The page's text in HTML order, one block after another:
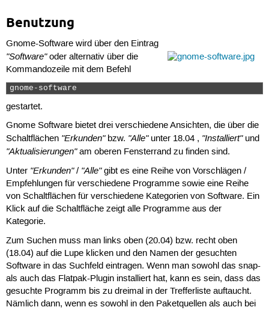
Benutzung
Gnome-Software wird über den Eintrag
"Software"oder alternativ über die
Kommandozeile mit dem Befehl
gnome-software
gestartet.
Gnome Software bietet drei verschiedene Ansichten, die über die
Schaltflächen "Erkunden"bzw. "Alle"unter 18.04 , "Installiert"und
"Aktualisierungen"am oberen Fensterrand zu finden sind.
Unter "Erkunden"/ "Alle"gibt es eine Reihe von Vorschlägen /
Empfehlungen für verschiedene Programme sowie eine Reihe
von Schaltflächen für verschiedene Kategorien von Software. Ein
Klick auf die Schaltfläche zeigt alle Programme aus der
Kategorie.
Zum Suchen muss man links oben (20.04) bzw. recht oben
(18.04) auf die Lupe klicken und den Namen der gesuchten
Software in das Suchfeld eintragen. Wenn man sowohl das snap-
als auch das Flatpak-Plugin installiert hat, kann es sein, dass das
gesuchte Programm bis zu dreimal in der Trefferliste auftaucht.
Nämlich dann, wenn es sowohl in den Paketquellen als auch bei